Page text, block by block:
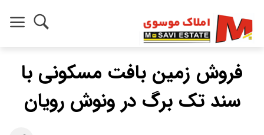
فروش زمین بافت مسکونی با
سند تک برگ در ونوش رویان